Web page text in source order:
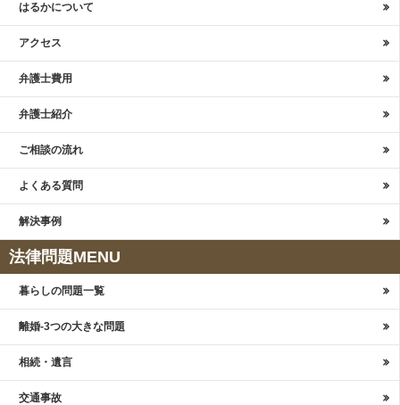
はるかについて
アクセス
弁護士費用
弁護士紹介
ご相談の流れ
よくある質問
解決事例
法律問題MENU
暮らしの問題一覧
離婚-3つの大きな問題
相続・遺言
交通事故